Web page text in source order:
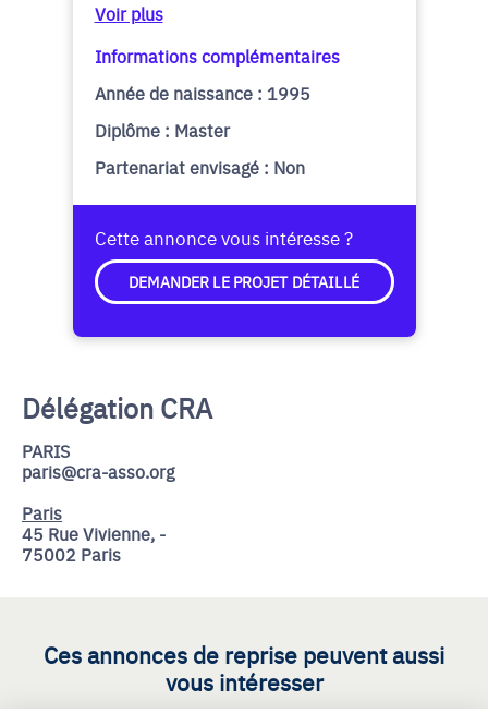
Voir plus
Informations complémentaires
Année de naissance : 1995
Diplôme : Master
Partenariat envisagé : Non
Cette annonce vous intéresse ?
DEMANDER LE PROJET DÉTAILLÉ
Délégation CRA
PARIS
paris@cra-asso.org
Paris
45 Rue Vivienne, -
75002 Paris
Ces annonces de reprise peuvent aussi
vous intéresser